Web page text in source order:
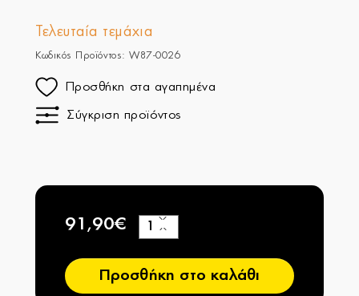
Τελευταία τεμάχια
Κωδικός Προϊόντος: W87-0026
Προσθήκη στα αγαπημένα
Σύγκριση προϊόντος
91,90€
−
+
Προσθήκη στο καλάθι